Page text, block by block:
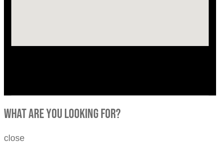
what are you looking for?
close